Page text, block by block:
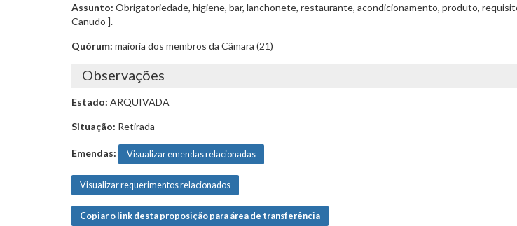
Assunto: Obrigatoriedade, higiene, bar, lanchonete, restaurante, acondicionamento, produto,
Canudo ].
Quórum: maioria dos membros da Câmara (21)
Observações
Estado: ARQUIVADA
Situação: Retirada
Emendas: Visualizar emendas relacionadas
Visualizar requerimentos relacionados
Copiar o link desta proposição para área de transferência